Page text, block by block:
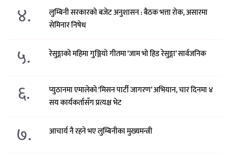
४.
लुम्बिनी सरकारको बजेट अनुशासन : बैठक भत्ता रोक, असारमा
सेमिनार निषेध
५. रेसुङ्गाको महिमा गुञ्जियो गीतमा ‘जाम भो हिड रेसुङ्गा’ सार्वजनिक
६.
प्युठानमा एमालेको ‘मिसन पार्टी जागरण’ अभियान, चार दिनमा ४
सय कार्यकर्तासँग प्रत्यक्ष भेट
७. आचार्य नै रहने भए लुम्बिनीका मुख्यमन्त्री